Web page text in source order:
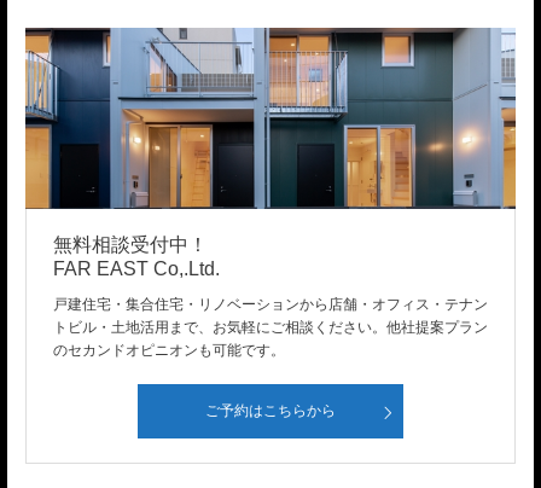
無料相談受付中！
FAR EAST Co,.Ltd.
戸建住宅・集合住宅・リノベーションから店舗・オフィス・テナン
トビル・土地活用まで、お気軽にご相談ください。他社提案プラン
のセカンドオピニオンも可能です。
ご予約はこちらから